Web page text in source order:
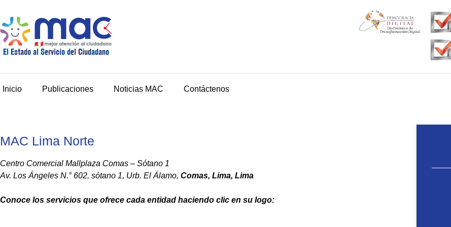
Inicio Publicaciones Noticias MAC Contáctenos
MAC Lima Norte
Centro Comercial Mallplaza Comas – Sótano 1
Av. Los Ángeles N.° 602, sótano 1, Urb. El Álamo, Comas, Lima, Lima
Conoce los servicios que ofrece cada entidad haciendo clic en su logo: